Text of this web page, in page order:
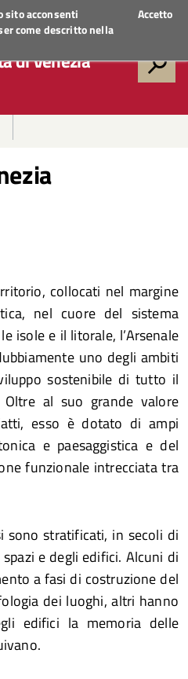
sito acconsenti
come descritto nella
Accetto
di Venezia
su
collocati nel margine
nel cuore del sistema
isole e il litorale, l’Arsenale
uno degli ambiti
sostenibile di tutto il
al suo grande valore
esso è dotato di ampi
e paesaggistica e del
funzionale intrecciata tra
sono stratificati, in secoli di
e degli edifici. Alcuni di
a fasi di costruzione del
dei luoghi, altri hanno
edifici la memoria delle